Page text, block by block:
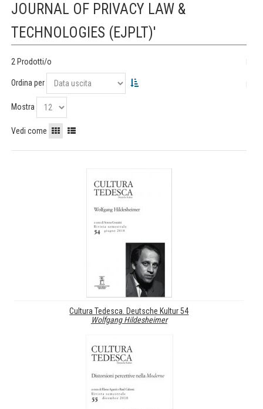
JOURNAL OF PRIVACY LAW &
TECHNOLOGIES (EJPLT)'
2 Prodotti/o
Ordina per
Mostra
Vedi come
Cultura Tedesca. Deutsche Kultur 54
Wolfgang Hildesheimer